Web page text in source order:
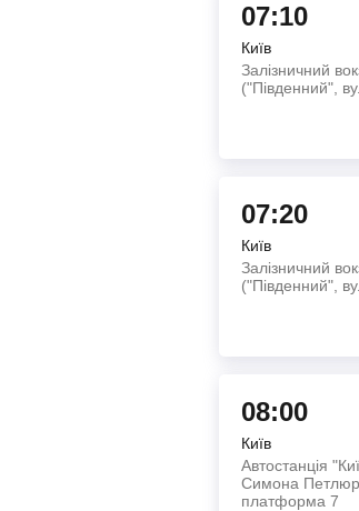
07:10
Київ
Залізничний
("Південний",
07:20
Київ
Залізничний
("Південний",
08:00
Київ
Автостанція
Симона
платформа 7